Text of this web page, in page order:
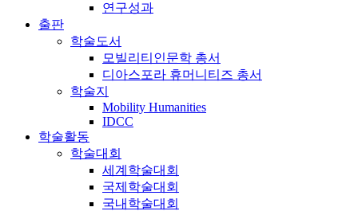
연구성과
출판
학술도서
모빌리티인문학 총서
디아스포라 휴머니티즈 총서
학술지
Mobility Humanities
IDCC
학술활동
학술대회
세계학술대회
국제학술대회
국내학술대회